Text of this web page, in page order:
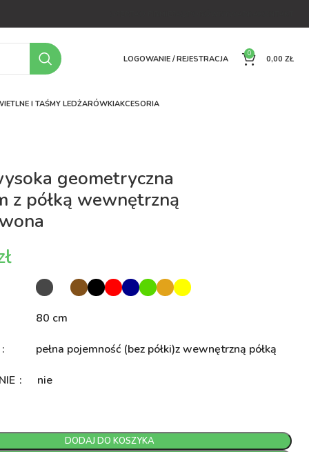
LOGOWANIE / REJESTRACJA
0
0,00 ZŁ
I TAŚMY LEDŻARÓWKIAKCESORIA
geometryczna
z półką wewnętrzną
80 cm
pełna pojemność (bez półki)z wewnętrzną półką
nie
DODAJ DO KOSZYKA